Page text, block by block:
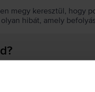
megy keresztül, hogy
hibát, amely